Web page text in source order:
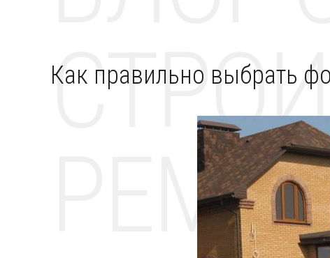
Как правильно выбрать